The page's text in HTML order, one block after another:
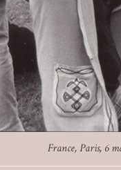
France, Paris, 6